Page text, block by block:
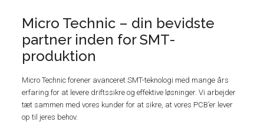
Micro Technic – din bevidste
partner inden for SMT-
produktion
Micro Technic forener avanceret SMT-teknologi med mange års
erfaring for at levere driftssikre og effektive løsninger. Vi arbejder
tæt sammen med vores kunder for at sikre, at vores PCB’er lever
op til jeres behov.